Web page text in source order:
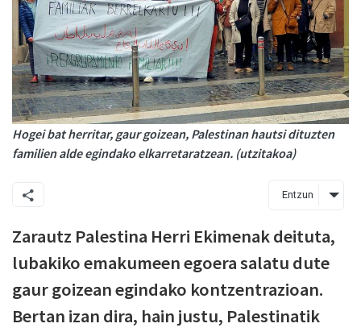
Hogei bat herritar, gaur goizean, Palestinan hautsi dituzten
familien alde egindako elkarretaratzean. (utzitakoa)
Entzun
Zarautz Palestina Herri Ekimenak deituta,
lubakiko emakumeen egoera salatu dute
gaur goizean egindako kontzentrazioan.
Bertan izan dira, hain justu, Palestinatik